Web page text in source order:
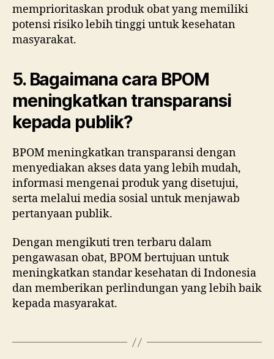
memprioritaskan produk obat yang memiliki
potensi risiko lebih tinggi untuk kesehatan
masyarakat.
5. Bagaimana cara BPOM
meningkatkan transparansi
kepada publik?
BPOM meningkatkan transparansi dengan
menyediakan akses data yang lebih mudah,
informasi mengenai produk yang disetujui,
serta melalui media sosial untuk menjawab
pertanyaan publik.
Dengan mengikuti tren terbaru dalam
pengawasan obat, BPOM bertujuan untuk
meningkatkan standar kesehatan di Indonesia
dan memberikan perlindungan yang lebih baik
kepada masyarakat.